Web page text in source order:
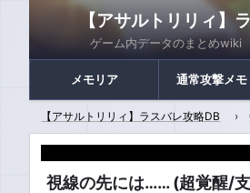
【アサルトリリィ】
ゲーム内データのまとめwiki
メモリア 通常攻撃メモ
【アサルトリリィ】ラスバレ攻略DB
視線の先には…… (超覚醒/支